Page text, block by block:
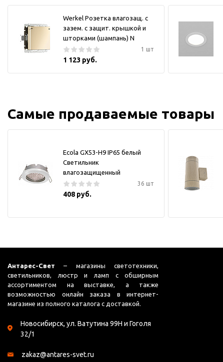
Werkel Розетка влагозащ. с
зазем. с защит. крышкой и
шторками (шампань) N
1 шт
1 123 руб.
Самые продаваемые товары
Ecola GX53-H9 IP65 белый
Светильник
влагозащищенный
36 шт
408 руб.
Антарес-Свет – магазины светотехники,
светильников, люстр и ламп с обширным
ассортиментом на выставке, а также
возможностью онлайн заказа в интернет-
магазине из полного каталога с доставкой.
Новосибирск, ул. Ватутина 99Н и Гоголя
32/1
zakaz@antares-svet.ru